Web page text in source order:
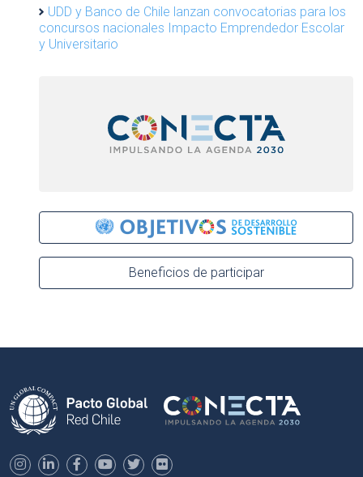
UDD y Banco de Chile lanzan convocatorias para los
concursos nacionales Impacto Emprendedor Escolar
y Universitario
Beneficios de participar